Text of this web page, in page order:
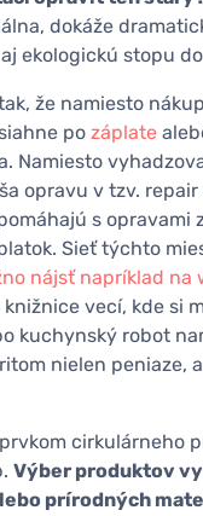
dokáže
ekologickú stopu
že namiesto
po záplate
Namiesto
opravu v tzv. repair
s opravami
Sieť týchto
nájsť napríklad na
vecí, kde si
kuchynský robot
nielen peniaze,
cirkulárneho
Výber produktov
prírodných